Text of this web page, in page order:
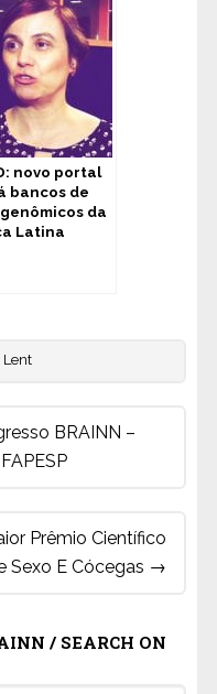
novo portal
bancos de
da
Latina
Lent
BRAINN –
Prêmio Científico
Sexo E Cócegas →
/ SEARCH ON